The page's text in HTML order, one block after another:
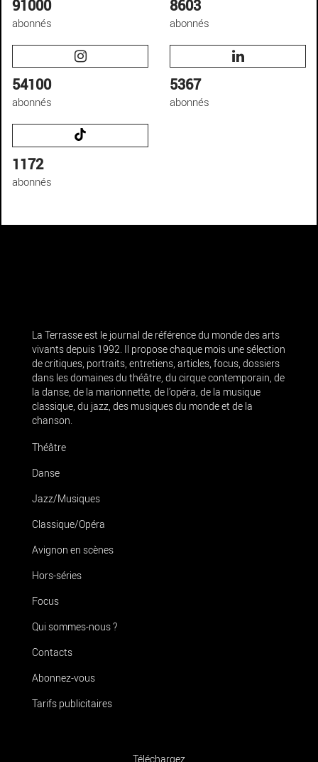
91000
abonnés
8603
abonnés
54100
abonnés
5367
abonnés
1172
abonnés
La Terrasse est le journal de référence du monde des arts
vivants depuis 1992. Il propose chaque mois une sélection
de critiques, portraits, entretiens, articles, focus, dossiers
dans les domaines du théâtre, du cirque contemporain, de
la danse, de la marionnette, de l’opéra, de la musique
classique, du jazz, des musiques du monde et de la
chanson.
Théâtre
Danse
Jazz/Musiques
Classique/Opéra
Avignon en scènes
Hors-séries
Focus
Qui sommes-nous ?
Contacts
Abonnez-vous
Tarifs publicitaires
Téléchargez